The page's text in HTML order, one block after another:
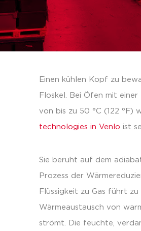
Einen kühlen Kopf zu
Floskel. Bei Öfen mit
von bis zu 50 °C (122 °F)
technologies in Venlo ist
Sie beruht auf dem
Prozess der
Flüssigkeit zu Gas führt
Wärmeaustausch von
strömt. Die feuchte,